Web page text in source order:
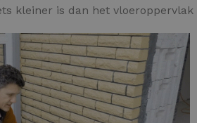
kleiner is dan het